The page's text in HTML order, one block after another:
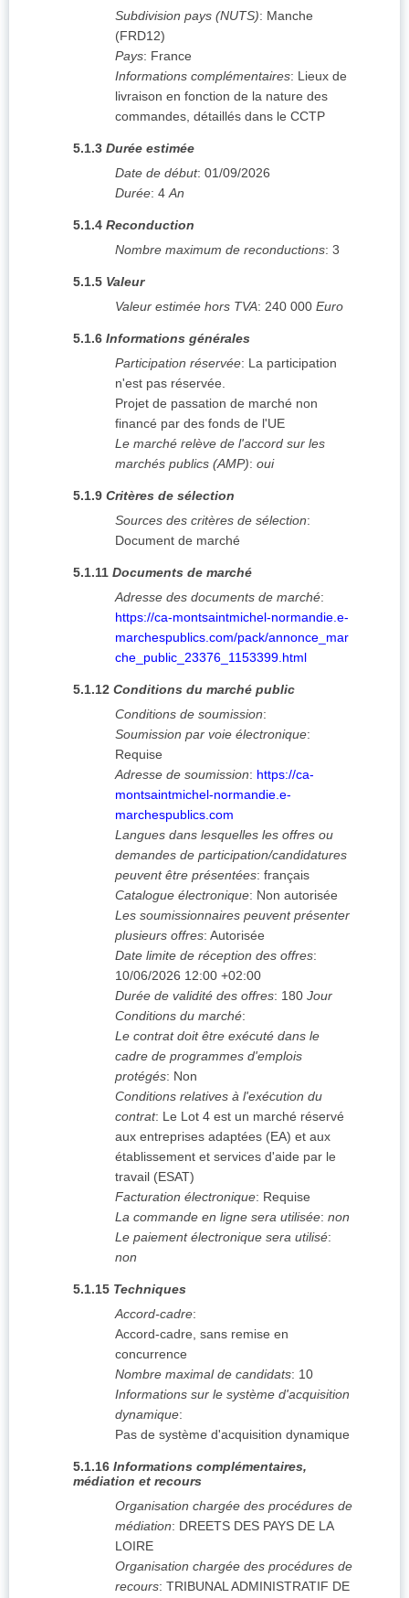
Subdivision pays (NUTS): Manche
(FRD12)
Pays: France
Informations complémentaires: Lieux de
livraison en fonction de la nature des
commandes, détaillés dans le CCTP
5.1.3 Durée estimée
Date de début: 01/09/2026
Durée: 4 An
5.1.4 Reconduction
Nombre maximum de reconductions: 3
5.1.5 Valeur
Valeur estimée hors TVA: 240 000 Euro
5.1.6 Informations générales
Participation réservée: La participation
n'est pas réservée.
Projet de passation de marché non
financé par des fonds de l'UE
Le marché relève de l'accord sur les
marchés publics (AMP): oui
5.1.9 Critères de sélection
Sources des critères de sélection:
Document de marché
5.1.11 Documents de marché
Adresse des documents de marché:
https://ca-montsaintmichel-normandie.e-
marchespublics.com/pack/annonce_mar
che_public_23376_1153399.html
5.1.12 Conditions du marché public
Conditions de soumission:
Soumission par voie électronique:
Requise
Adresse de soumission: https://ca-
montsaintmichel-normandie.e-
marchespublics.com
Langues dans lesquelles les offres ou
demandes de participation/candidatures
peuvent être présentées: français
Catalogue électronique: Non autorisée
Les soumissionnaires peuvent présenter
plusieurs offres: Autorisée
Date limite de réception des offres:
10/06/2026 12:00 +02:00
Durée de validité des offres: 180 Jour
Conditions du marché:
Le contrat doit être exécuté dans le
cadre de programmes d'emplois
protégés: Non
Conditions relatives à l'exécution du
contrat: Le Lot 4 est un marché réservé
aux entreprises adaptées (EA) et aux
établissement et services d'aide par le
travail (ESAT)
Facturation électronique: Requise
La commande en ligne sera utilisée: non
Le paiement électronique sera utilisé:
non
5.1.15 Techniques
Accord-cadre:
Accord-cadre, sans remise en
concurrence
Nombre maximal de candidats: 10
Informations sur le système d'acquisition
dynamique:
Pas de système d'acquisition dynamique
5.1.16 Informations complémentaires,
médiation et recours
Organisation chargée des procédures de
médiation: DREETS DES PAYS DE LA
LOIRE
Organisation chargée des procédures de
recours: TRIBUNAL ADMINISTRATIF DE